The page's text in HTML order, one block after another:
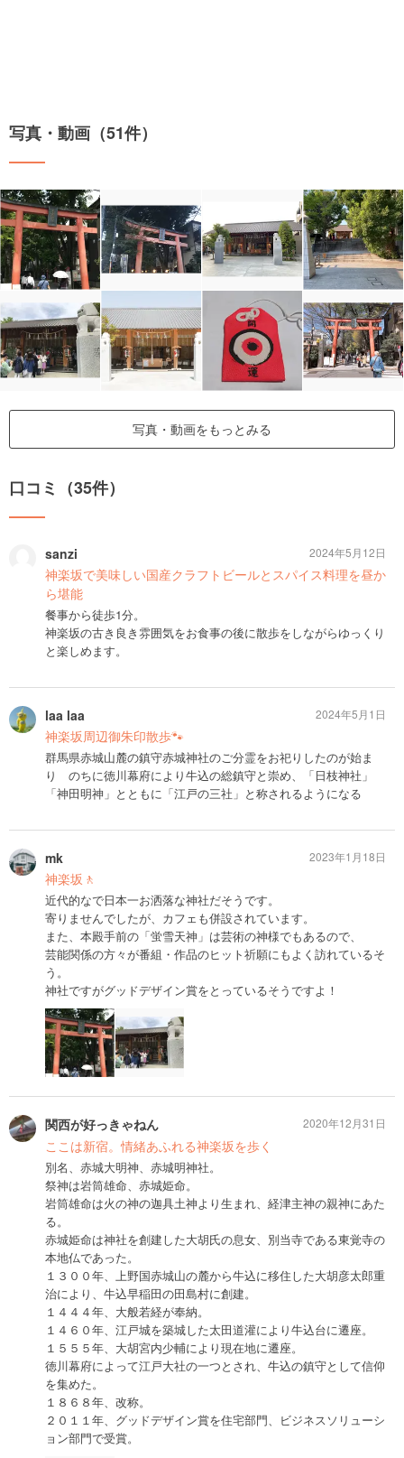
写真・動画（51件）
写真・動画をもっとみる
口コミ（35件）
sanzi
神楽坂で美味しい国産クラフトビールとスパイス料理を昼か
ら堪能
餐事から徒歩1分。
神楽坂の古き良き雰囲気をお食事の後に散歩をしながらゆっくり
と楽しめます。
2024年5月12日
laa laa
神楽坂周辺御朱印散歩🐾‪
群馬県赤城山麓の鎮守赤城神社のご分霊をお祀りしたのが始ま
り のちに徳川幕府により牛込の総鎮守と崇め、「日枝神社」
「神田明神」とともに「江戸の三社」と称されるようになる
2024年5月1日
mk
神楽坂🚶
近代的なで日本一お洒落な神社だそうです。
寄りませんでしたが、カフェも併設されています。
また、本殿手前の「蛍雪天神」は芸術の神様でもあるので、
芸能関係の方々が番組・作品のヒット祈願にもよく訪れているそ
う。
神社ですがグッドデザイン賞をとっているそうですよ！
2023年1月18日
関西が好っきゃねん
ここは新宿。情緒あふれる神楽坂を歩く
別名、赤城大明神、赤城明神社。
祭神は岩筒雄命、赤城姫命。
岩筒雄命は火の神の迦具土神より生まれ、経津主神の親神にあた
る。
赤城姫命は神社を創建した大胡氏の息女、別当寺である東覚寺の
本地仏であった。
１３００年、上野国赤城山の麓から牛込に移住した大胡彦太郎重
治により、牛込早稲田の田島村に創建。
１４４４年、大般若経が奉納。
１４６０年、江戸城を築城した太田道灌により牛込台に遷座。
１５５５年、大胡宮内少輔により現在地に遷座。
徳川幕府によって江戸大社の一つとされ、牛込の鎮守として信仰
を集めた。
１８６８年、改称。
２０１１年、グッドデザイン賞を住宅部門、ビジネスソリューシ
ョン部門で受賞。
2020年12月31日